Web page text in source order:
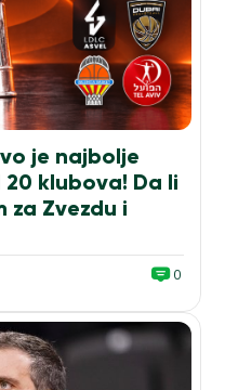
je najbolje
klubova! Da li
za Zvezdu i
0